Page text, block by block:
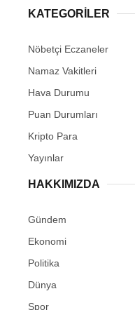
KATEGORİLER
Nöbetçi Eczaneler
Namaz Vakitleri
Hava Durumu
Puan Durumları
Kripto Para
Yayınlar
HAKKIMIZDA
Gündem
Ekonomi
Politika
Dünya
Spor